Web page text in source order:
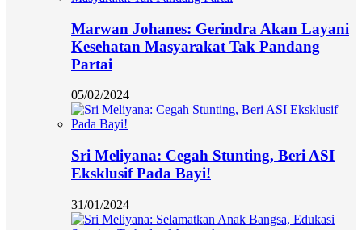
Marwan Johanes: Gerindra Akan Layani
Kesehatan Masyarakat Tak Pandang
Partai
05/02/2024
Sri Meliyana: Cegah Stunting, Beri ASI
Eksklusif Pada Bayi!
31/01/2024